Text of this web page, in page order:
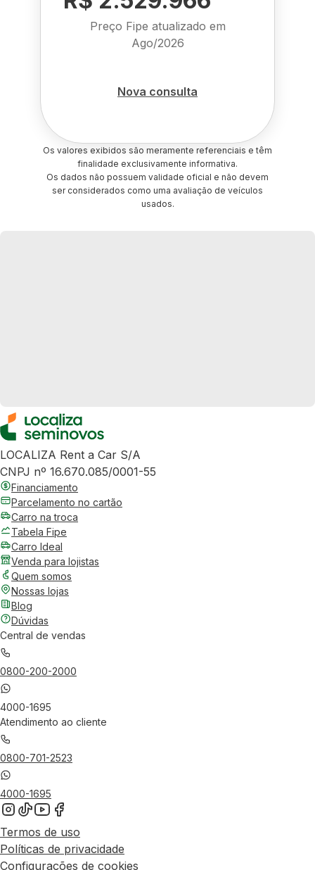
Preço Fipe atualizado em
Ago/2026
Nova consulta
Os valores exibidos são meramente referenciais e têm
finalidade exclusivamente informativa.
Os dados não possuem validade oficial e não devem
ser considerados como uma avaliação de veículos
usados.
LOCALIZA Rent a Car S/A
CNPJ nº 16.670.085/0001-55
Financiamento
Parcelamento no cartão
Carro na troca
Tabela Fipe
Carro Ideal
Venda para lojistas
Quem somos
Nossas lojas
Blog
Dúvidas
Central de vendas
0800-200-2000
4000-1695
Atendimento ao cliente
0800-701-2523
4000-1695
Termos de uso
Políticas de privacidade
Configurações de cookies